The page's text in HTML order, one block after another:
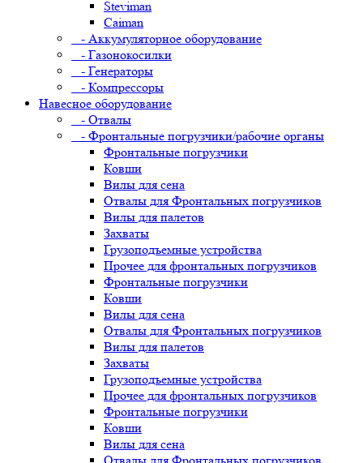
Steviman
Caiman
- Аккумуляторное оборудование
- Газонокосилки
- Генераторы
- Компрессоры
Навесное оборудование
- Отвалы
- Фронтальные погрузчики/рабочие органы
Фронтальные погрузчики
Ковши
Вилы для сена
Отвалы для Фронтальных погрузчиков
Вилы для палетов
Захваты
Грузоподъемные устройства
Прочее для фронтальных погрузчиков
Фронтальные погрузчики
Ковши
Вилы для сена
Отвалы для Фронтальных погрузчиков
Вилы для палетов
Захваты
Грузоподъемные устройства
Прочее для фронтальных погрузчиков
Фронтальные погрузчики
Ковши
Вилы для сена